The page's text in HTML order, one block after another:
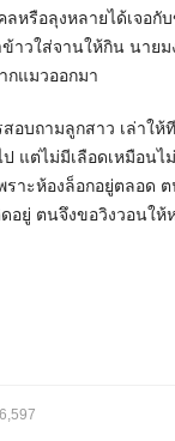
ลหรือลุงหลายได้เจอ
าวใส่จานให้กิน นาย
กแมวออกมา
สอบถามลูกสาว เล่าใ
ป แต่ไม่มีเลือดเหมือน
ราะห้องล็อกอยู่ตลอด
อยู่ ตนจึงขอวิงวอนใ
6,597